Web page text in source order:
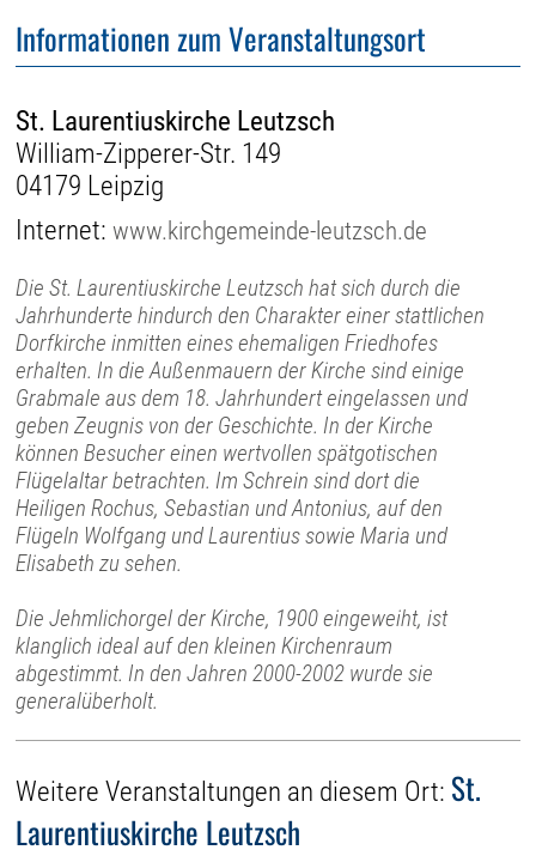
Informationen zum Veranstaltungsort
St. Laurentiuskirche Leutzsch
William-Zipperer-Str. 149
04179 Leipzig
Internet:www.kirchgemeinde-leutzsch.de
Die St. Laurentiuskirche Leutzsch hat sich durch die
Jahrhunderte hindurch den Charakter einer stattlichen
Dorfkirche inmitten eines ehemaligen Friedhofes
erhalten. In die Außenmauern der Kirche sind einige
Grabmale aus dem 18. Jahrhundert eingelassen und
geben Zeugnis von der Geschichte. In der Kirche
können Besucher einen wertvollen spätgotischen
Flügelaltar betrachten. Im Schrein sind dort die
Heiligen Rochus, Sebastian und Antonius, auf den
Flügeln Wolfgang und Laurentius sowie Maria und
Elisabeth zu sehen.
Die Jehmlichorgel der Kirche, 1900 eingeweiht, ist
klanglich ideal auf den kleinen Kirchenraum
abgestimmt. In den Jahren 2000-2002 wurde sie
generalüberholt.
Weitere Veranstaltungen an diesem Ort: St.
Laurentiuskirche Leutzsch